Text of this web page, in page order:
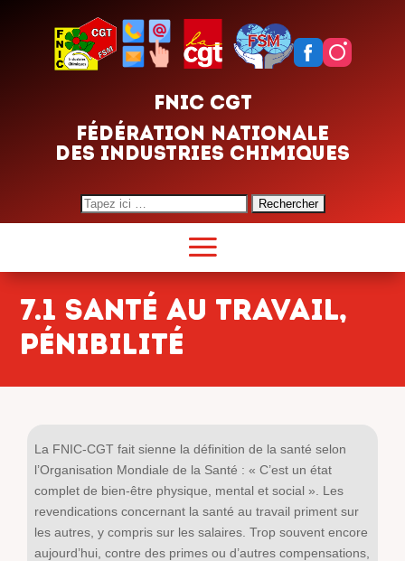
FNIC CGT
FÉDÉRATION NATIONALE
DES INDUSTRIES CHIMIQUES
Search
for:
7.1 Santé au travail,
Pénibilité
La FNIC-CGT fait sienne la définition de la santé selon
l’Organisation Mondiale de la Santé : « C’est un état
complet de bien-être physique, mental et social ». Les
revendications concernant la santé au travail priment sur
les autres, y compris sur les salaires. Trop souvent encore
aujourd’hui, contre des primes ou d’autres compensations,